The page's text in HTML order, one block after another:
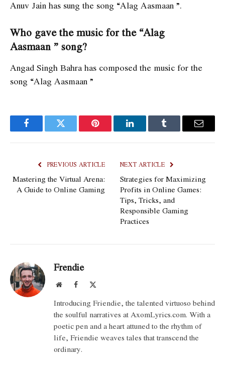
Anuv Jain has sung the song “Alag Aasmaan ”.
Who gave the music for the “Alag
Aasmaan ” song?
Angad Singh Bahra has composed the music for the
song “Alag Aasmaan ”
FacebookTwitter Pinterest LinkedInTumblr Email
PREVIOUS ARTICLE
Mastering the Virtual Arena:
A Guide to Online Gaming
NEXT ARTICLE
Strategies for Maximizing
Profits in Online Games:
Tips, Tricks, and
Responsible Gaming
Practices
Frendie
WebsiteFacebook
Introducing Friendie, the talented virtuoso behind
the soulful narratives at AxomLyrics.com. With a
poetic pen and a heart attuned to the rhythm of
life, Friendie weaves tales that transcend the
ordinary.